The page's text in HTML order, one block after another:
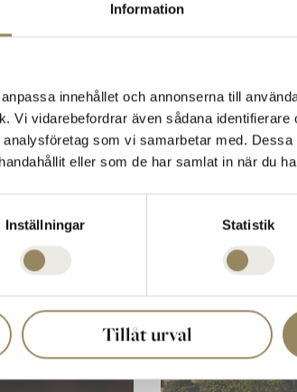
Information
innehållet och annonserna till
Vi vidarebefordrar även sådana identifierare
som vi samarbetar med.
eller som de har samlat in när du
Inställningar Statistik
Tillåt urval